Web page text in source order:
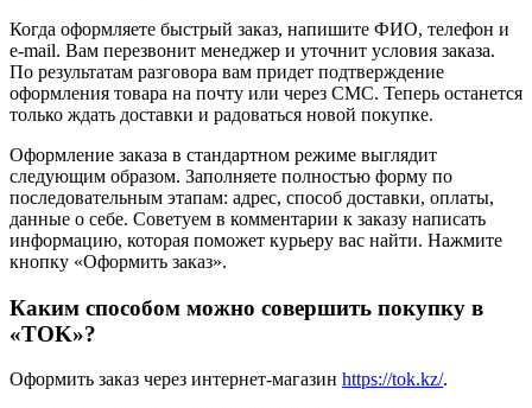
Когда оформляете быстрый заказ, напишите ФИО, телефон и
e-mail. Вам перезвонит менеджер и уточнит условия заказа.
По результатам разговора вам придет подтверждение
оформления товара на почту или через СМС. Теперь останется
только ждать доставки и радоваться новой покупке.
Оформление заказа в стандартном режиме выглядит
следующим образом. Заполняете полностью форму по
последовательным этапам: адрес, способ доставки, оплаты,
данные о себе. Советуем в комментарии к заказу написать
информацию, которая поможет курьеру вас найти. Нажмите
кнопку «Оформить заказ».
Каким способом можно совершить покупку в
«TOK»?
Оформить заказ через интернет-магазин https://tok.kz/.